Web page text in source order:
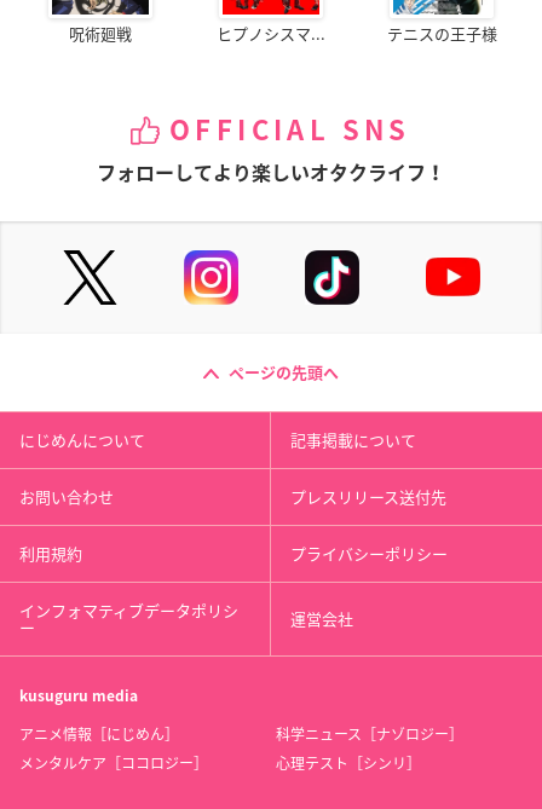
呪術廻戦 ヒプノシスマ... テニスの王子様
OFFICIAL SNS
フォローしてより楽しいオタクライフ！
ページの先頭へ
にじめんについて 記事掲載について
お問い合わせ プレスリリース送付先
利用規約 プライバシーポリシー
インフォマティブデータポリシ
ー 運営会社
kusuguru media
アニメ情報［にじめん］
科学ニュース［ナゾロジー］
メンタルケア［ココロジー］
心理テスト［シンリ］